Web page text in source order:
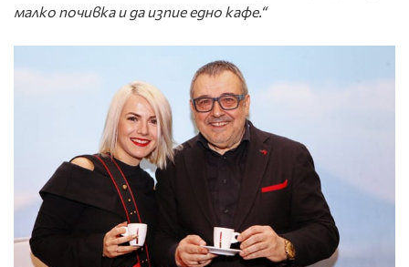
малко почивка и да изпие едно кафе.“